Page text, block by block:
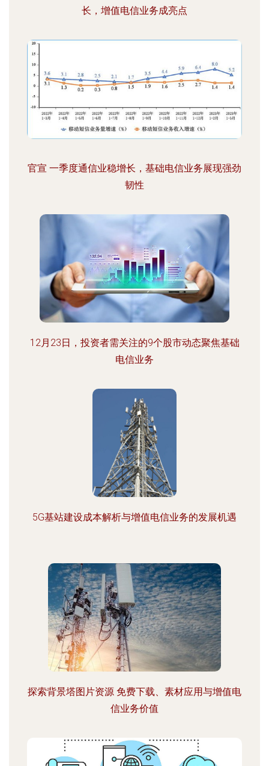
长，增值电信业务成亮点
官宣 一季度通信业稳增长，基础电信业务展现强劲
韧性
12月23日，投资者需关注的9个股市动态聚焦基础
电信业务
5G基站建设成本解析与增值电信业务的发展机遇
探索背景塔图片资源 免费下载、素材应用与增值电
信业务价值